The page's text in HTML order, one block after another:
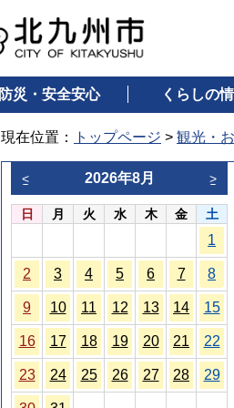
防災・安全安心 くらしの
現在位置： トップページ > 観光・
2026年8月
< >
日 月 火 水 木 金 土
1
2 3 4 5 6 7 8
9 10 11 12 13 14 15
16 17 18 19 20 21 22
23 24 25 26 27 28 29